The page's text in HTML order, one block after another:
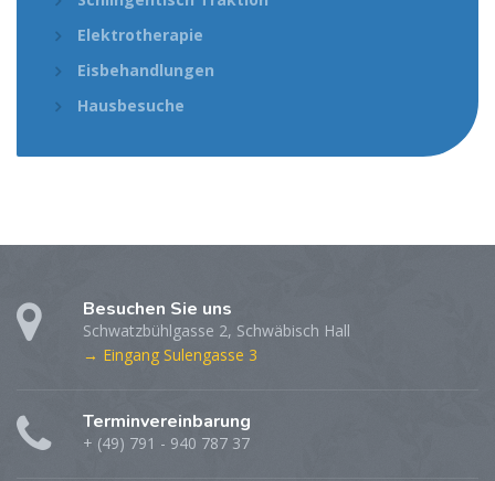
Elektrotherapie
Eisbehandlungen
Hausbesuche
Besuchen Sie uns
Schwatzbühlgasse 2, Schwäbisch Hall
→ Eingang Sulengasse 3
Terminvereinbarung
+ (49) 791 - 940 787 37